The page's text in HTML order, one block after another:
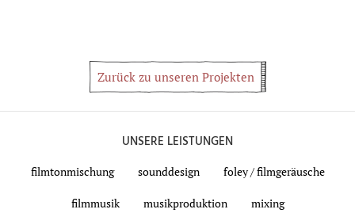
Zurück zu unseren Projekten
UNSERE LEISTUNGEN
filmtonmischung sounddesign foley / filmgeräusche
filmmusik musikproduktion mixing